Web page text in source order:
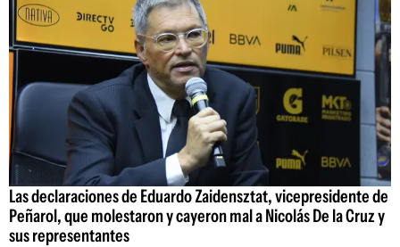
Las declaraciones de Eduardo Zaidensztat, vicepresidente de
Peñarol, que molestaron y cayeron mal a Nicolás De la Cruz y
sus representantes